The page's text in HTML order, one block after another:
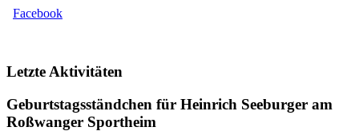
Facebook
Letzte Aktivitäten
Geburtstagsständchen für Heinrich Seeburger am
Roßwanger Sportheim